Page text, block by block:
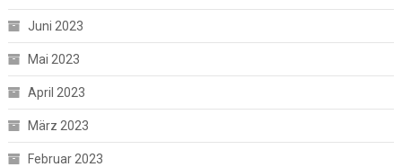
Juni 2023
Mai 2023
April 2023
März 2023
Februar 2023